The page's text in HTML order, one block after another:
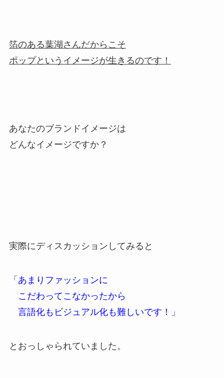
箔のある葉湖さんだからこそ
ポップというイメージが生きるのです！
あなたのブランドイメージは
どんなイメージですか？
実際にディスカッションしてみると
「あまりファッションに
こだわってこなかったから
言語化もビジュアル化も難しいです！」
とおっしゃられていました。